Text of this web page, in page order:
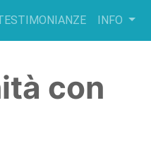
INFO
con